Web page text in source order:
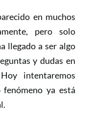
en muchos
pero solo
llegado a ser algo
y dudas en
intentaremos
ya está